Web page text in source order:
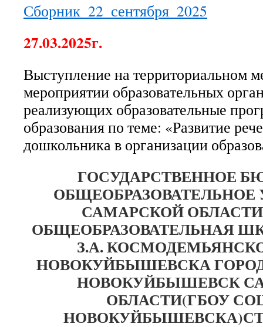
Сборник_22_сентября_2025
27.03.2025г.
Выступление на территориальном
мероприятии образовательных
реализующих образовательные
образования по теме: «Развитие
дошкольника в организации
ГОСУДАРСТВЕННОЕ
САМАРСКОЙ
ОБЩЕОБРАЗОВАТЕЛЬНАЯ
З.А.
НОВОКУЙБЫШЕВСКА
НОВОКУЙБЫШЕВСК
ОБЛАСТИ(ГБОУ
НОВОКУЙБЫШЕВСКА)